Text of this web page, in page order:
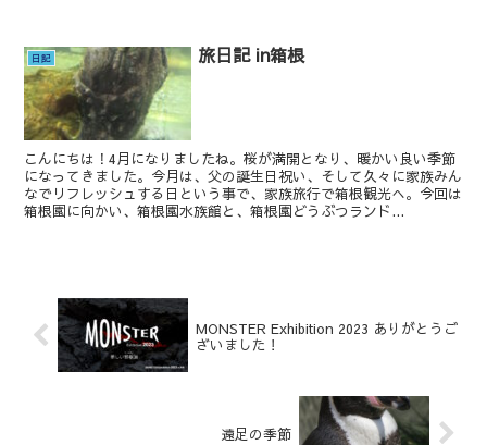
日記 旅日記 in箱根
こんにちは！4月になりましたね。桜が満開となり、暖かい良い季節
になってきました。今月は、父の誕生日祝い、そして久々に家族みん
なでリフレッシュする日という事で、家族旅行で箱根観光へ。今回は
箱根園に向かい、箱根園水族館と、箱根園どうぶつランド...
MONSTER Exhibition 2023 ありがとうご
ざいました！
遠足の季節